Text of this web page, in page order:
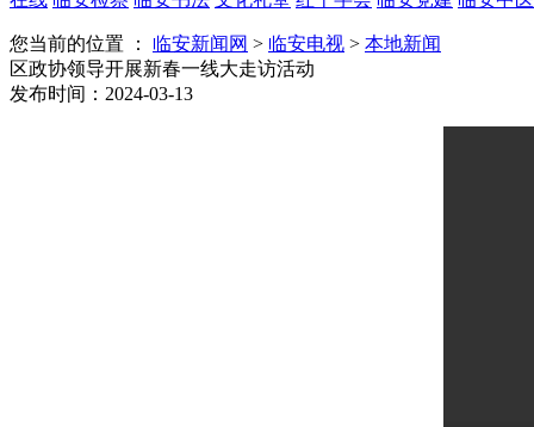
您当前的位置 ： 临安新闻网 > 临安电视 > 本地新闻
区政协领导开展新春一线大走访活动
发布时间：2024-03-13